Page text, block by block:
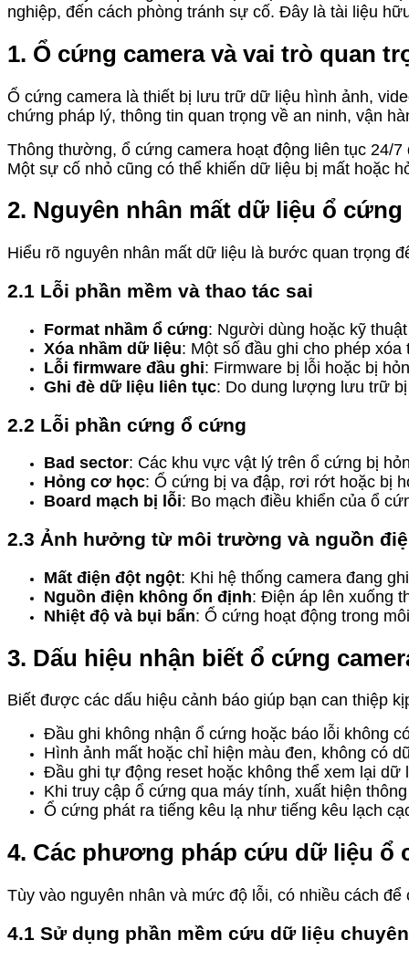
nghiệp, đến cách phòng tránh sự cố. Đây là tài liệu
1. Ổ cứng camera và vai trò quan
Ổ cứng camera là thiết bị lưu trữ dữ liệu hình ảnh,
chứng pháp lý, thông tin quan trọng về an ninh, vận
Thông thường, ổ cứng camera hoạt động liên tục 24/
Một sự cố nhỏ cũng có thể khiến dữ liệu bị mất hoặc
2. Nguyên nhân mất dữ liệu ổ
Hiểu rõ nguyên nhân mất dữ liệu là bước quan trọng
2.1 Lỗi phần mềm và thao tác sai
Format nhầm ổ cứng: Người dùng hoặc kỹ
Xóa nhầm dữ liệu: Một số đầu ghi cho phép
Lỗi firmware đầu ghi: Firmware bị lỗi hoặc bị
Ghi đè dữ liệu liên tục: Do dung lượng lưu trữ
2.2 Lỗi phần cứng ổ cứng
Bad sector: Các khu vực vật lý trên ổ cứng bị
Hỏng cơ học: Ổ cứng bị va đập, rơi rớt hoặc bị
Board mạch bị lỗi: Bo mạch điều khiển của ổ
2.3 Ảnh hưởng từ môi trường và nguồn
Mất điện đột ngột: Khi hệ thống camera đang
Nguồn điện không ổn định: Điện áp lên xuống
Nhiệt độ và bụi bẩn: Ổ cứng hoạt động trong
3. Dấu hiệu nhận biết ổ cứng
Biết được các dấu hiệu cảnh báo giúp bạn can thiệp
Đầu ghi không nhận ổ cứng hoặc báo lỗi không
Hình ảnh mất hoặc chỉ hiện màu đen, không có
Đầu ghi tự động reset hoặc không thể xem lại dữ
Khi truy cập ổ cứng qua máy tính, xuất hiện
Ổ cứng phát ra tiếng kêu lạ như tiếng kêu lạch
4. Các phương pháp cứu dữ liệu ổ
Tùy vào nguyên nhân và mức độ lỗi, có nhiều cách
4.1 Sử dụng phần mềm cứu dữ liệu